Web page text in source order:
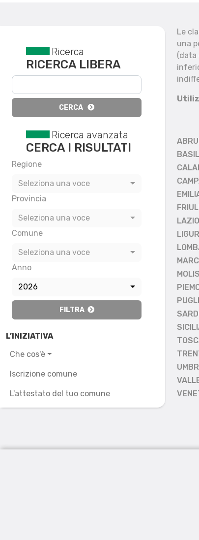
Reset filtri
Ricerca
RICERCA LIBERA
CERCA
Ricerca avanzata
CERCA I RISULTATI
Regione
Seleziona una voce
Provincia
Seleziona una voce
Comune
Seleziona una voce
Anno
2026
FILTRA
L’INIZIATIVA
Che cos'è
Iscrizione comune
L'attestato del tuo comune
Le
una
(data
LAZIO